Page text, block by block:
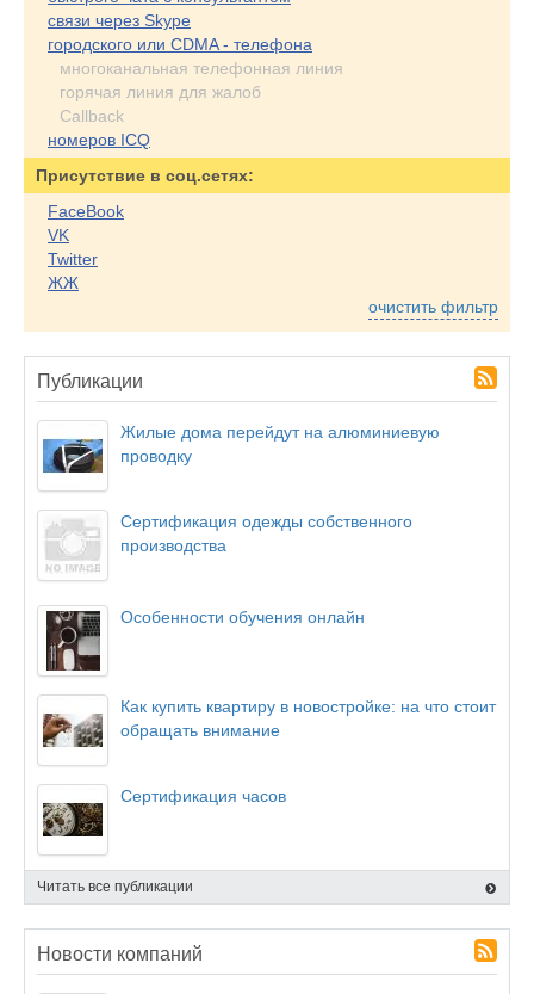
связи через Skype
городского или CDMA - телефона
многоканальная телефонная линия
горячая линия для жалоб
Callback
номеров ICQ
Присутствие в соц.сетях:
FaceBook
VK
Twitter
ЖЖ
очистить фильтр
Публикации
Жилые дома перейдут на алюминиевую
проводку
Сертификация одежды собственного
производства
Особенности обучения онлайн
Как купить квартиру в новостройке: на что стоит
обращать внимание
Сертификация часов
Читать все публикации
Новости компаний